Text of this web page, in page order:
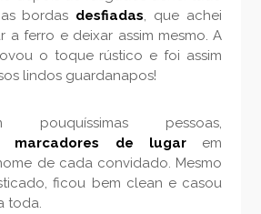
bordas desfiadas, que achei
a ferro e deixar assim mesmo. A
o toque rústico e foi assim
lindos guardanapos!
pouquíssimas pessoas,
marcadores de lugarem
de cada convidado. Mesmo
ficou bem clean e casou
toda.